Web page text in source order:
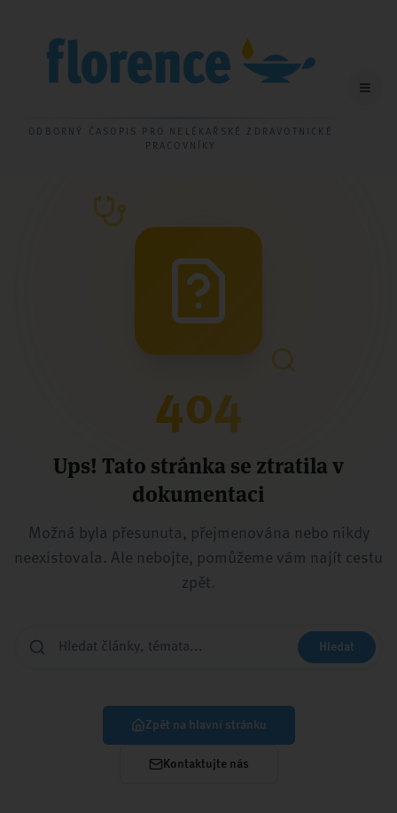
ODBORNÝ ČASOPIS PRO NELÉKAŘSKÉ ZDRAVOTNICKÉ
PRACOVNÍKY
404
Ups! Tato stránka se ztratila v
dokumentaci
Možná byla přesunuta, přejmenována nebo nikdy
neexistovala. Ale nebojte, pomůžeme vám najít cestu
zpět.
Hledat
Zpět na hlavní stránku
Kontaktujte nás